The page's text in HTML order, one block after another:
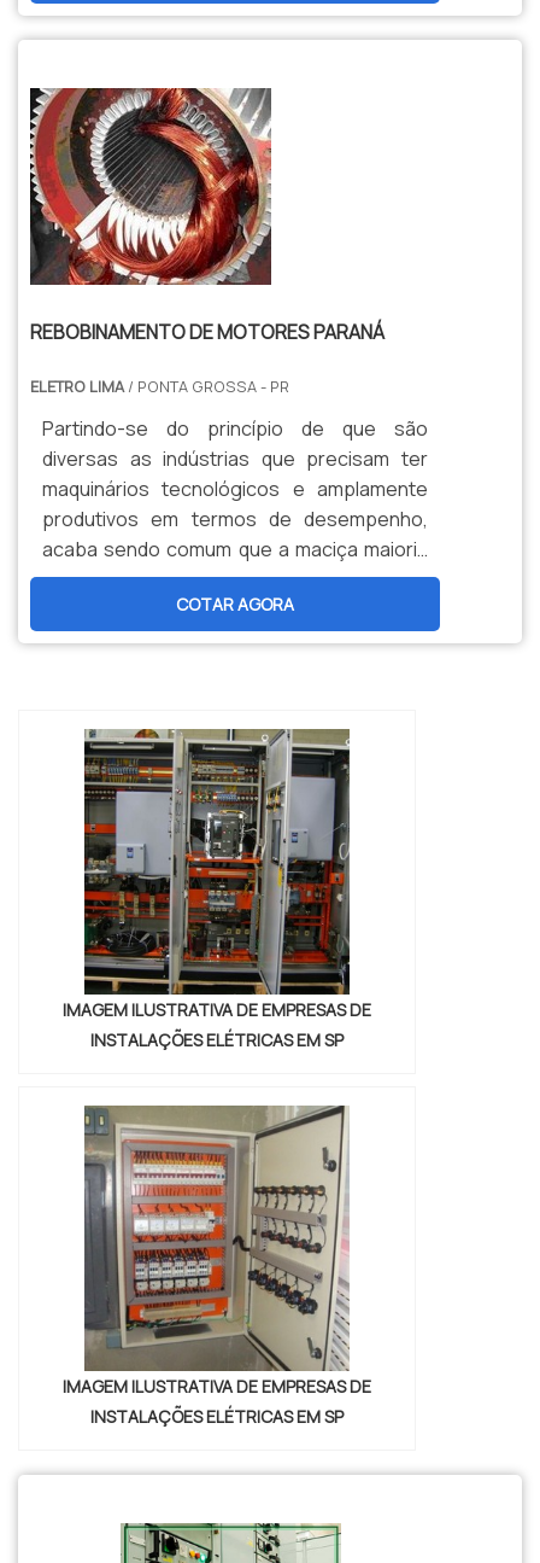
REBOBINAMENTO DE MOTORES PARANÁ
ELETRO LIMA/ PONTA GROSSA - PR
Partindo-se do princípio de que são
diversas as indústrias que precisam ter
maquinários tecnológicos e amplamente
produtivos em termos de desempenho,
acaba sendo comum que a maciça maioria
delas demande o uso de motores elétricos.
Aliás, é justamente neste situação que
surge a – alta – seriedade do método de
MOTORESNo que consiste o procedimento
de rebobinamento de motores P...
COTAR AGORA
IMAGEM ILUSTRATIVA DE EMPRESAS DE
INSTALAÇÕES ELÉTRICAS EM SP
IMAGEM ILUSTRATIVA DE EMPRESAS DE
INSTALAÇÕES ELÉTRICAS EM SP